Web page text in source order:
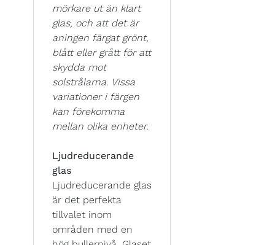
mörkare ut än klart
glas, och att det är
aningen färgat grönt,
blått eller grått för att
skydda mot
solstrålarna. Vissa
variationer i färgen
kan förekomma
mellan olika enheter.
Ljudreducerande
glas
Ljudreducerande glas
är det perfekta
tillvalet inom
områden med en